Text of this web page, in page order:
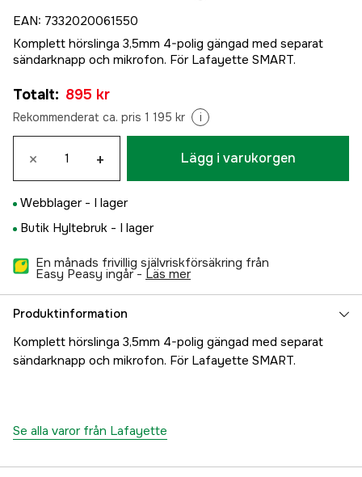
EAN: 7332020061550
Komplett hörslinga 3,5mm 4-polig gängad med separat
sändarknapp och mikrofon. För Lafayette SMART.
Totalt: 895 kr
Rekommenderat ca. pris 1 195 kr i
× + Lägg i varukorgen
Webblager - I lager
Butik Hyltebruk - I lager
En månads frivillig självriskförsäkring från
Easy Peasy ingår - läs mer
Produktinformation
Komplett hörslinga 3,5mm 4-polig gängad med separat
sändarknapp och mikrofon. För Lafayette SMART.
Se alla varor från Lafayette